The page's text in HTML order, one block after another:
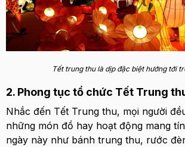
Tết trung thu là dịp đặc biệt hướng tới
2. Phong tục tổ chức Tết Trung
Nhắc đến Tết Trung thu, mọi người
những món đồ hay hoạt động mang
ngày này như bánh trung thu, rước